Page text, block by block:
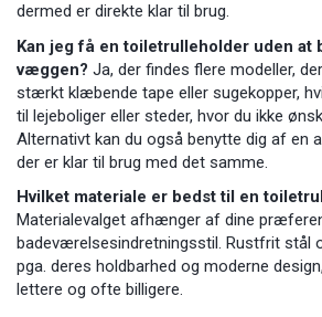
dermed er direkte klar til brug.
Kan jeg få en toiletrulleholder uden at
væggen? Ja, der findes flere modeller,
stærkt klæbende tape eller sugekopper,
til lejeboliger eller steder, hvor du ikke
Alternativt kan du også benytte dig af en
der er klar til brug med det samme.
Hvilket materiale er bedst til en
Materialevalget afhænger af dine
badeværelsesindretningsstil. Rustfrit stål
pga. deres holdbarhed og moderne
lettere og ofte billigere.